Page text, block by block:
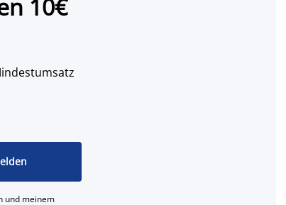
10€
und meinem